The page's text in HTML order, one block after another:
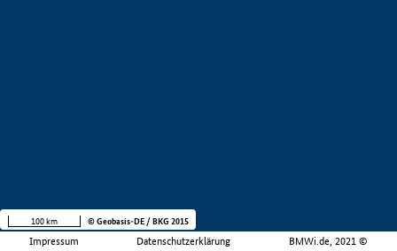
Impressum Datenschutzerklärung BMWi.de, 2021 ©
100 km © Geobasis-DE / BKG 2015